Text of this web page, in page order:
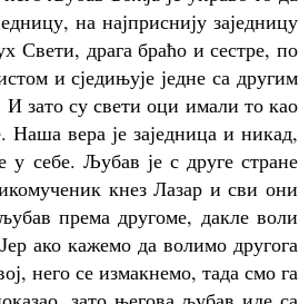
на најприснију заједницу
Свети, драга браћо и сестре, по
и сједињује једне са другим
И зато су свети оци имали то као
Наша вера је заједница и никад,
себе. Љубав је с друге стране
кнез Лазар и сви они
према другоме, дакле воли
ако кажемо да волимо другога
него се измакнемо, тада смо га